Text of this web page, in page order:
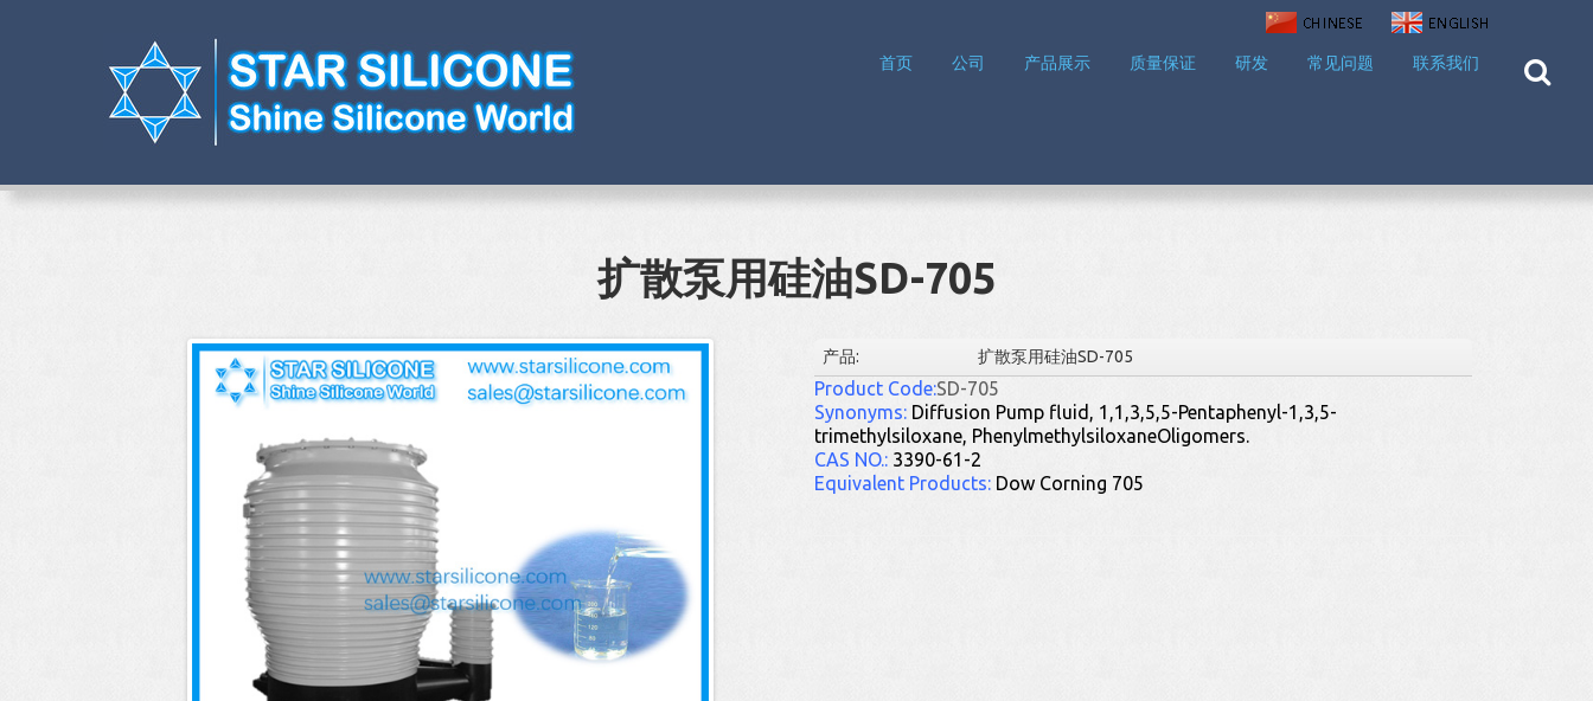
首页 公司 产品展示 质量保证 研发 常见问题 联系我们
扩散泵用硅油SD-705
产品: 扩散泵用硅油SD-705
Product Code:SD-705
Synonyms: Diffusion Pump fluid, 1,1,3,5,5-Pentaphenyl-1,3,5-
trimethylsiloxane, PhenylmethylsiloxaneOligomers.
CAS NO.: 3390-61-2
Equivalent Products: Dow Corning 705